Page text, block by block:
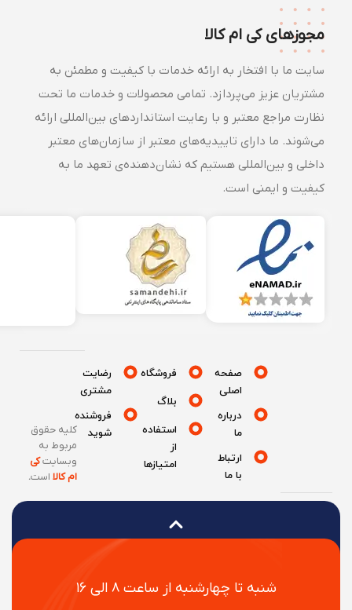
مجوزهای کی ام کالا
سایت ما با افتخار به ارائه خدمات با کیفیت و مطمئن به
مشتریان عزیز می‌پردازد. تمامی محصولات و خدمات ما تحت
نظارت مراجع معتبر و با رعایت استانداردهای بین‌المللی ارائه
می‌شوند. ما دارای تاییدیه‌های معتبر از سازمان‌های معتبر
داخلی و بین‌المللی هستیم که نشان‌دهنده‌ی تعهد ما به
کیفیت و ایمنی است.
شنبه تا چهارشنبه از ساعت ۸ الی ۱۶
صفحه
درباره
ارتباط
فروشگاه
بلاگ
استفاده
امتیازها
رضایت
مشتری
فروشنده
شوید
کلیه حقوق
مربوط به
وبسایتکی
ام کالااست.